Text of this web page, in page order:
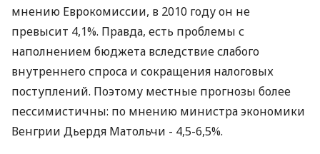
мнению Еврокомиссии, в 2010 году он не
превысит 4,1%. Правда, есть проблемы с
наполнением бюджета вследствие слабого
внутреннего спроса и сокращения налоговых
поступлений. Поэтому местные прогнозы более
пессимистичны: по мнению министра экономики
Венгрии Дьердя Матольчи - 4,5-6,5%.